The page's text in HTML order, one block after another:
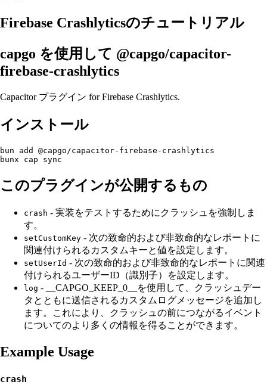
Firebase Crashlyticsのチュートリアル
capgo を使用して @capgo/capacitor-
firebase-crashlytics
Capacitor プラグイン for Firebase Crashlytics.
インストール
bun add @capgo/capacitor-firebase-crashlytics
このプラグインが公開するもの
crash - 実装をテストするためにクラッシュを強制しま
す。
setCustomKey - 次の致命的および非致命的なレポートに
関連付けられるカスタムキーと値を設定します。
setUserId - 次の致命的および非致命的なレポートに関連
付けられるユーザーID（識別子）を設定します。
log - __CAPGO_KEEP_0__を使用して、クラッシュデー
タとともに送信されるカスタムログメッセージを追加し
ます。これにより、クラッシュの前につながるイベント
についてのより多くの情報を得ることができます。
Example Usage
crash